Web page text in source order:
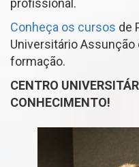
profissional.
Conheça os cursos de
Universitário Assunção
formação.
CENTRO
CONHECIMENTO!